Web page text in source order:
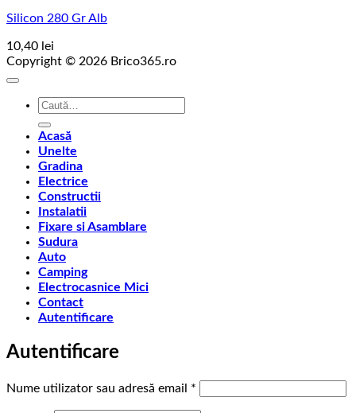
Silicon 280 Gr Alb
10,40 lei
Copyright © 2026 Brico365.ro
Caută
Acasă
Unelte
Gradina
Electrice
Constructii
Instalatii
Fixare si Asamblare
Sudura
Auto
Camping
Electrocasnice Mici
Contact
Autentificare
Autentificare
Nume utilizator sau adresă email *